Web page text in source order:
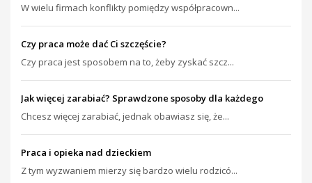
W wielu firmach konflikty pomiędzy współpracown...
Czy praca może dać Ci szczęście?
Czy praca jest sposobem na to, żeby zyskać szcz...
Jak więcej zarabiać? Sprawdzone sposoby dla każdego
Chcesz więcej zarabiać, jednak obawiasz się, że...
Praca i opieka nad dzieckiem
Z tym wyzwaniem mierzy się bardzo wielu rodzicó...